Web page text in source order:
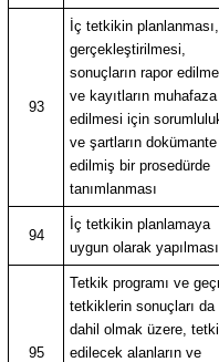
93
İç tetkikin planlanması,
gerçekleştirilmesi,
sonuçların rapor
ve kayıtların muhafaza
edilmesi için
ve şartların dokümante
edilmiş bir prosedürde
tanımlanması
94
İç tetkikin planlamaya
uygun olarak yapılması
95
Tetkik programı ve
tetkiklerin sonuçları da
dahil olmak üzere,
edilecek alanların ve